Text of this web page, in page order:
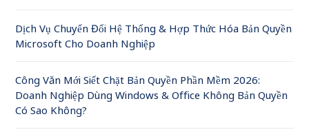
Dịch Vụ Chuyển Đổi Hệ Thống & Hợp Thức Hóa Bản Quyền
Microsoft Cho Doanh Nghiệp
Công Văn Mới Siết Chặt Bản Quyền Phần Mềm 2026:
Doanh Nghiệp Dùng Windows & Office Không Bản Quyền
Có Sao Không?